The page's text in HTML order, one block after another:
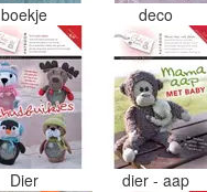
boekje deco
Dier dier - aap